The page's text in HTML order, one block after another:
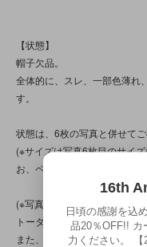
【状態】
帽子欠品。
全体的に、スレ、一部色薄れ
す。
状態は、6枚の写真と併せてご
(※サイズは写真6枚目のサイ
お、ペッツのサイズは縦
(※写真は、光の当たり方によ
トータル的に判断頂けると幸
また、商品の特性/性質上、
16th
日頃の感謝を込
品20％OFF!! カ
力ください。 【